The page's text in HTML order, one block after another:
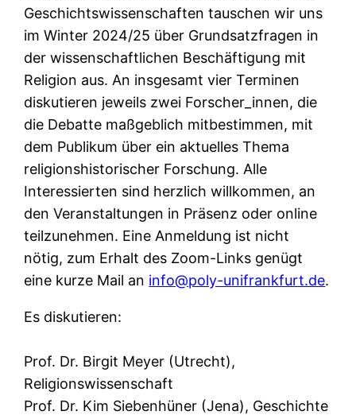
Geschichtswissenschaften tauschen wir uns
im Winter 2024/25 über Grundsatzfragen in
der wissenschaftlichen Beschäftigung mit
Religion aus. An insgesamt vier Terminen
diskutieren jeweils zwei Forscher_innen, die
die Debatte maßgeblich mitbestimmen, mit
dem Publikum über ein aktuelles Thema
religionshistorischer Forschung. Alle
Interessierten sind herzlich willkommen, an
den Veranstaltungen in Präsenz oder online
teilzunehmen. Eine Anmeldung ist nicht
nötig, zum Erhalt des Zoom-Links genügt
eine kurze Mail an info@poly-unifrankfurt.de.
Es diskutieren:
Prof. Dr. Birgit Meyer (Utrecht),
Religionswissenschaft
Prof. Dr. Kim Siebenhüner (Jena), Geschichte